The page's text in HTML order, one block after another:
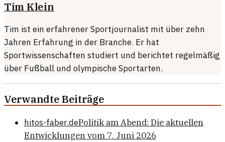
Tim Klein
Tim ist ein erfahrener Sportjournalist mit über zehn
Jahren Erfahrung in der Branche. Er hat
Sportwissenschaften studiert und berichtet regelmäßig
über Fußball und olympische Sportarten.
Verwandte Beiträge
hitos-faber.dePolitik am Abend: Die aktuellen
Entwicklungen vom 7. Juni 2026